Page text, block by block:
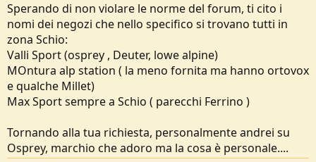
Sperando di non violare le norme del forum, ti cito i
nomi dei negozi che nello specifico si trovano tutti in
zona Schio:
Valli Sport (osprey , Deuter, lowe alpine)
MOntura alp station ( la meno fornita ma hanno ortovox
e qualche Millet)
Max Sport sempre a Schio ( parecchi Ferrino )
Tornando alla tua richiesta, personalmente andrei su
Osprey, marchio che adoro ma la cosa è personale....